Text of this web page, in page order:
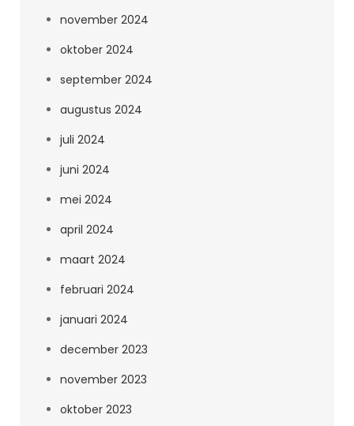
november 2024
oktober 2024
september 2024
augustus 2024
juli 2024
juni 2024
mei 2024
april 2024
maart 2024
februari 2024
januari 2024
december 2023
november 2023
oktober 2023